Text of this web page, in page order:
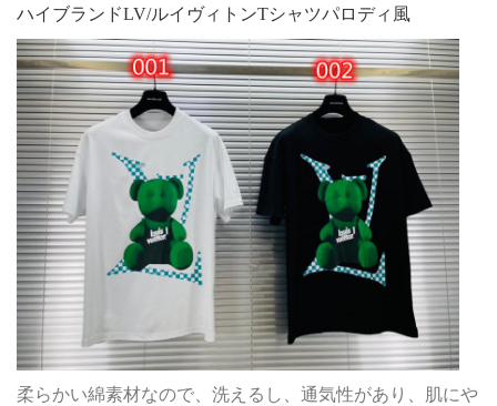
ハイブランドLV/ルイヴィトンTシャツパロディ風
柔らかい綿素材なので、洗えるし、通気性があり、肌にや